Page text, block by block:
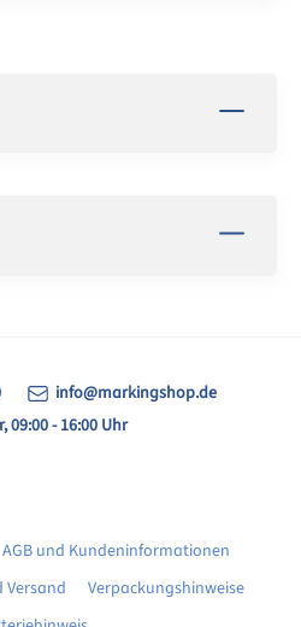
info@markingshop.de
09:00 - 16:00 Uhr
AGB und Kundeninformationen
Verpackungshinweise